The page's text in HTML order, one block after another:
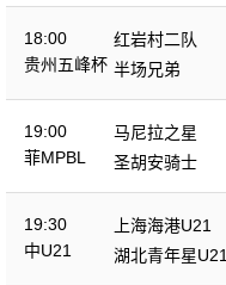
18:00
贵州五峰杯
红岩村二队
半场兄弟
19:00
菲MPBL
马尼拉之星
圣胡安骑士
19:30
中U21
上海海港U21
湖北青年星U21